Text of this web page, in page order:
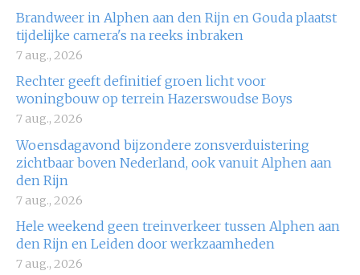
Brandweer in Alphen aan den Rijn en Gouda plaatst
tijdelijke camera's na reeks inbraken
7 aug., 2026
Rechter geeft definitief groen licht voor
woningbouw op terrein Hazerswoudse Boys
7 aug., 2026
Woensdagavond bijzondere zonsverduistering
zichtbaar boven Nederland, ook vanuit Alphen aan
den Rijn
7 aug., 2026
Hele weekend geen treinverkeer tussen Alphen aan
den Rijn en Leiden door werkzaamheden
7 aug., 2026